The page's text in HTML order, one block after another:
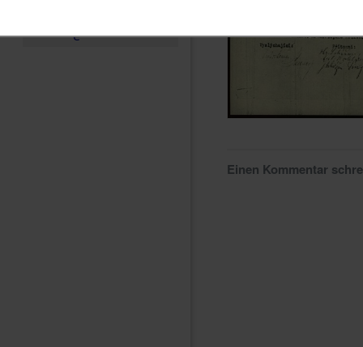
e
Einen Kommentar